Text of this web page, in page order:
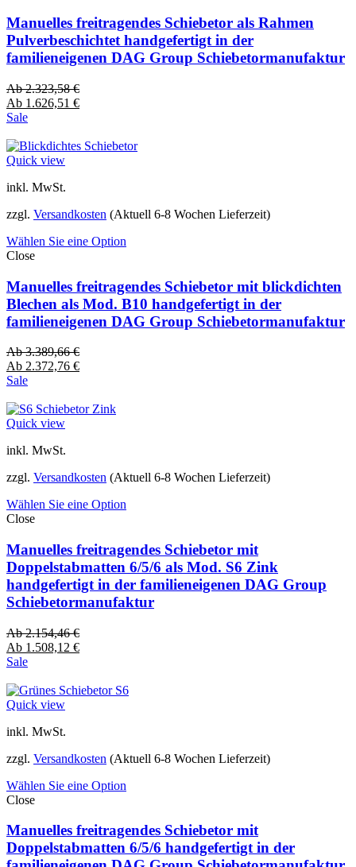
Manuelles freitragendes Schiebetor als Rahmen
Pulverbeschichtet handgefertigt in der
familieneigenen DAG Group Schiebetormanufaktur
Ab2.323,58€
Ab 1.626,51 €
Sale
Quick view
inkl. MwSt.
zzgl. Versandkosten (Aktuell 6-8 Wochen Lieferzeit)
Wählen Sie eine Option
Close
Manuelles freitragendes Schiebetor mit blickdichten
Blechen als Mod. B10 handgefertigt in der
familieneigenen DAG Group Schiebetormanufaktur
Ab3.389,66€
Ab 2.372,76 €
Sale
Quick view
inkl. MwSt.
zzgl. Versandkosten (Aktuell 6-8 Wochen Lieferzeit)
Wählen Sie eine Option
Close
Manuelles freitragendes Schiebetor mit
Doppelstabmatten 6/5/6 als Mod. S6 Zink
handgefertigt in der familieneigenen DAG Group
Schiebetormanufaktur
Ab2.154,46€
Ab 1.508,12 €
Sale
Quick view
inkl. MwSt.
zzgl. Versandkosten (Aktuell 6-8 Wochen Lieferzeit)
Wählen Sie eine Option
Close
Manuelles freitragendes Schiebetor mit
Doppelstabmatten 6/5/6 handgefertigt in der